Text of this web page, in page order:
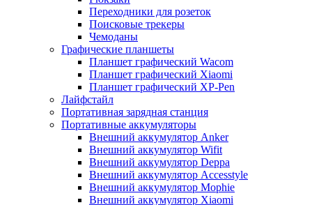
Переходники для розеток
Поисковые трекеры
Чемоданы
Графические планшеты
Планшет графический Wacom
Планшет графический Xiaomi
Планшет графический XP-Pen
Лайфстайл
Портативная зарядная станция
Портативные аккумуляторы
Внешний аккумулятор Anker
Внешний аккумулятор Wifit
Внешний аккумулятор Deppa
Внешний аккумулятор Accesstyle
Внешний аккумулятор Mophie
Внешний аккумулятор Xiaomi